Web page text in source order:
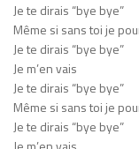
Je te dirais “bye bye”
Même si sans toi je
Je te dirais “bye bye”
Je m’en vais
Je te dirais “bye bye”
Même si sans toi je
Je te dirais “bye bye”